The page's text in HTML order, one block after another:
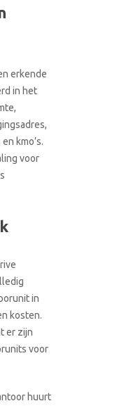
erkende
in het
kmo’s.
voor
in
kosten.
er zijn
voor
huurt